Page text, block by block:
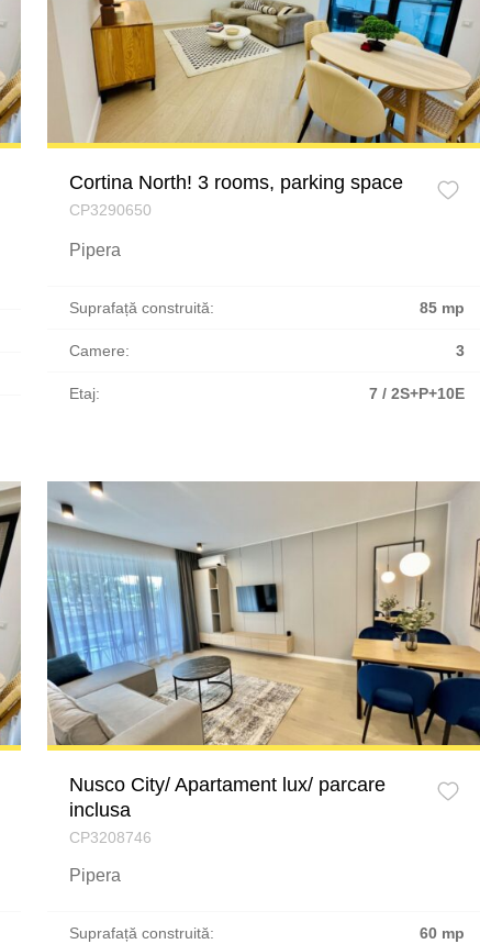
Cortina North! 3 rooms, parking space
CP3290650
Pipera
Suprafață construită: 85 mp
Camere: 3
Etaj: 7 / 2S+P+10E
Nusco City/ Apartament lux/ parcare
inclusa
CP3208746
Pipera
Suprafață construită: 60 mp